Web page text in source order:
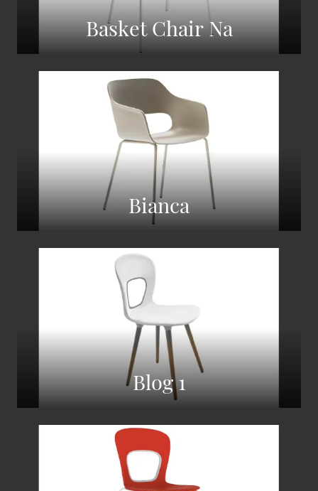
Basket Chair Na
Bianca
Blog 1